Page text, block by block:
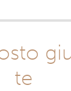
te